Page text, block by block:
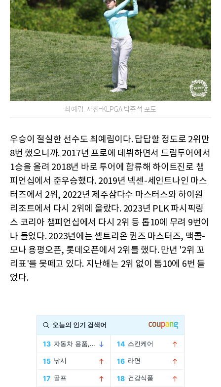
최예림. 사진=KLPGA 박준석 포토
우승이 절실한 선수도 최예림이다. 답답할 정도로 2위만
8번 했으니까. 2017년 프로에 데뷔하면서 드림투어에서
1승을 올려 2018년 바로 투어에 합류해 하이트진로 챔
피언십에서 준우승했다. 2019년 넥센-세인트나인 마스
터즈에서 2위, 2022년 제주삼다수 마스터스와 하이원
리조트에서 다시 2위에 올랐다. 2023년 PLK 파시픽링
스 코리아 챔피언십에서 다시 2위 등 톱10에 무려 9번이
나 들었다. 2023년에는 셀트리온 퀸즈 마스터즈, 맥콜-
모나 용평오픈, 롯데오픈에서 2위를 했다. 만년 '2위 꼬
리표'를 못떼고 있다. 지난해는 2위 없이 톱10에 6번 들
었다.